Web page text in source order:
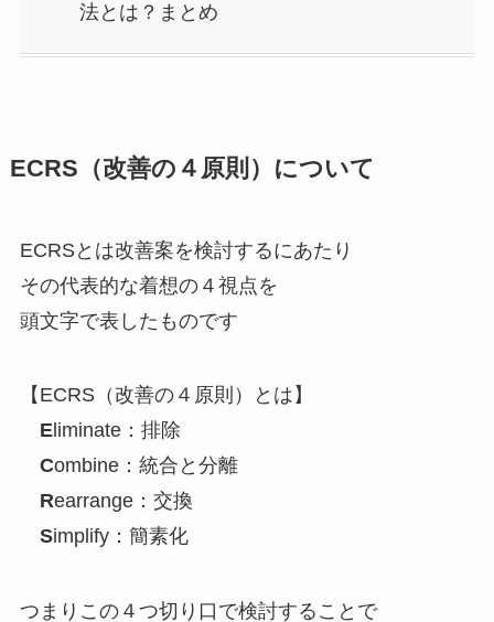
法とは？まとめ
ECRS（改善の４原則）について
ECRSとは改善案を検討するにあたり
その代表的な着想の４視点を
頭文字で表したものです
【ECRS（改善の４原則）とは】
Eliminate：排除
Combine：統合と分離
Rearrange：交換
Simplify：簡素化
つまりこの４つ切り口で検討することで